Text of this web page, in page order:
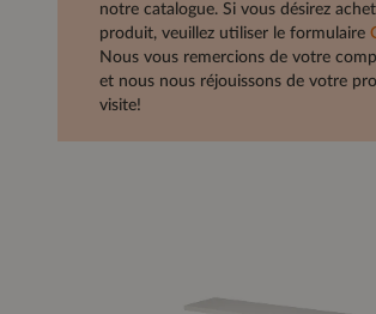
notre catalogue. Si vous désirez
produit, veuillez utiliser le formulaire
Nous vous remercions de votre
et nous nous réjouissons de votre
visite!